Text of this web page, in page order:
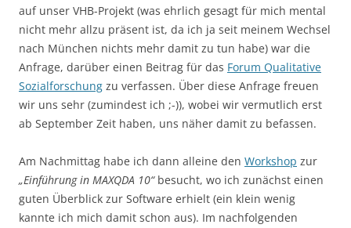
auf unser VHB-Projekt (was ehrlich gesagt für mich mental
nicht mehr allzu präsent ist, da ich ja seit meinem Wechsel
nach München nichts mehr damit zu tun habe) war die
Anfrage, darüber einen Beitrag für das Forum Qualitative
Sozialforschung zu verfassen. Über diese Anfrage freuen
wir uns sehr (zumindest ich ;-)), wobei wir vermutlich erst
ab September Zeit haben, uns näher damit zu befassen.
Am Nachmittag habe ich dann alleine den Workshop zur
„Einführung in MAXQDA 10“besucht, wo ich zunächst einen
guten Überblick zur Software erhielt (ein klein wenig
kannte ich mich damit schon aus). Im nachfolgenden